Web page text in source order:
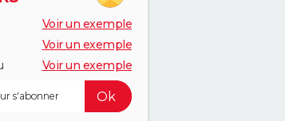
Voir un exemple
Voir un exemple
Voir un exemple